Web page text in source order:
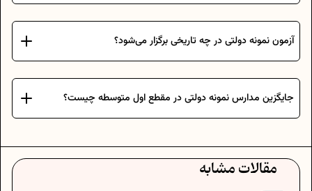
آزمون نمونه دولتی در چه تاریخی برگزار می‌شود؟
جایگزین مدارس نمونه دولتی در مقطع اول متوسطه چیست؟
مقالات مشابه